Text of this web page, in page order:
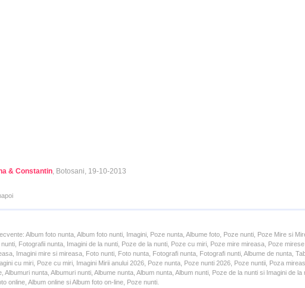
& Constantin, Botosani, 19-10-2013
Album foto nunta, Album foto nunti, Imagini, Poze nunta, Albume foto, Poze nunti, Poze Mire si
nunti, Fotografii nunta, Imagini de la nunti, Poze de la nunti, Poze cu miri, Poze mire mireasa, Poze mirese
Imagini mire si mireasa, Foto nunti, Foto nunta, Fotografi nunta, Fotografi nunti, Albume de nunta,
cu miri, Poze cu miri, Imagini Mirii anului 2026, Poze nunta, Poze nunti 2026, Poze nuntii, Poza
Albumuri nunta, Albumuri nunti, Albume nunta, Album nunta, Album nunti, Poze de la nunti si Imagini de la
online, Album online si Album foto on-line, Poze nunti.